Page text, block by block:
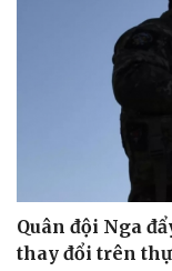
Quân đội Nga
thay đổi trên